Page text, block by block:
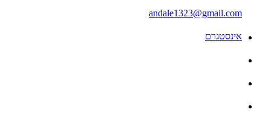
andale1323@gmail.com
אינסטגרם